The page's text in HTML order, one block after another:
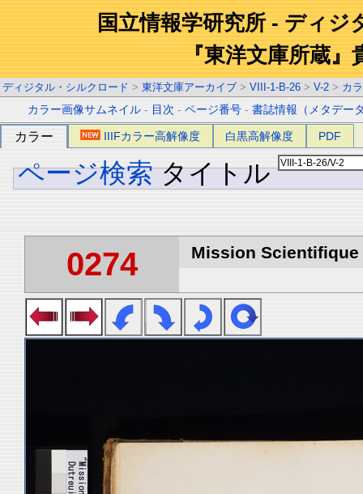
国立情報学研究所 - ディジ
『東洋文庫所蔵』
ディジタル・シルクロード > 東洋文庫アーカイブ > VIII-1-B-26 > V-2 > カ
カラー画像サムネイル - 目次 -ページ番号 -書誌情報（メタデー
カラー IIIFカラー高解像度 白黒高解像度 PDF
ページ検索 タイトル
0274 Mission Scientifique